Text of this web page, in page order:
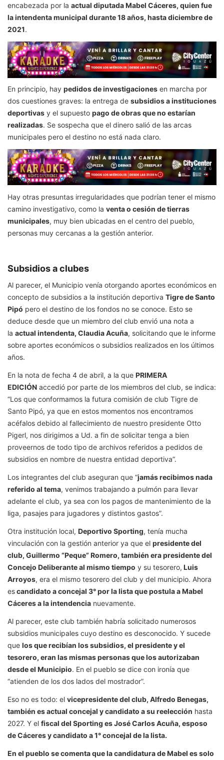
encabezada por la actual diputada Mabel Cáceres, quien fue
la intendenta municipal durante 18 años, hasta diciembre de
2021.
En principio, hay pedidos de investigaciones en marcha por
dos cuestiones graves: la entrega de subsidios a instituciones
deportivas y el supuesto pago de obras que no estarían
realizadas. Se sospecha que el dinero salió de las arcas
municipales pero el destino no está nada claro.
Hay otras presuntas irregularidades que podrían tener el mismo
camino investigativo, como la venta o cesión de tierras
municipales, muy bien ubicadas en el centro del pueblo,
personas muy cercanas a la gestión anterior.
Subsidios a clubes
Al parecer, el Municipio venía otorgando aportes económicos en
concepto de subsidios a la institución deportiva Tigre de Santo
Pipó pero el destino de los fondos no se conoce. Esto se
deduce desde que un miembro del club envió una nota a
la actual intendenta, Claudia Acuña, solicitando que le informe
sobre aportes económicos o subsidios realizados en los últimos
años.
En la nota de fecha 4 de abril, a la que PRIMERA
EDICIÓN accedió por parte de los miembros del club, se indica:
“Los que conformamos la futura comisión de club Tigre de
Santo Pipó, ya que en estos momentos nos encontramos
acéfalos debido al fallecimiento de nuestro presidente Otto
Pigerl, nos dirigimos a Ud. a fin de solicitar tenga a bien
proveernos de todo tipo de archivos referidos a pedidos de
subsidios en nombre de nuestra entidad deportiva”.
Los integrantes del club aseguran que “jamás recibimos nada
referido al tema, venimos trabajando a pulmón para llevar
adelante el club, ya sea con los pagos de mantenimiento de la
liga, pasajes para jugadores y distintos gastos”.
Otra institución local, Deportivo Sporting, tenía mucha
vinculación con la gestión anterior ya que el presidente del
club, Guillermo “Peque” Romero, también era presidente del
Concejo Deliberante al mismo tiempo y su tesorero, Luis
Arroyos, era el mismo tesorero del club y del municipio. Ahora
escandidato a concejal 3° por la lista que postula a Mabel
Cáceres a la intendencia nuevamente.
Al parecer, este club también habría solicitado numerosos
subsidios municipales cuyo destino es desconocido. Y sucede
que los que recibían los subsidios, el presidente y el
tesorero, eran las mismas personas que los autorizaban
desde el Municipio. En el pueblo se dice con ironía que
“atienden de los dos lados del mostrador”.
Eso no es todo: el vicepresidente del club, Alfredo Benegas,
también es actual concejal y candidato a su reelección hasta
2027. Y el fiscal del Sporting es José Carlos Acuña, esposo
de Cáceres y candidato a 1° concejal de la lista.
En el pueblo se comenta que la candidatura de Mabel es solo